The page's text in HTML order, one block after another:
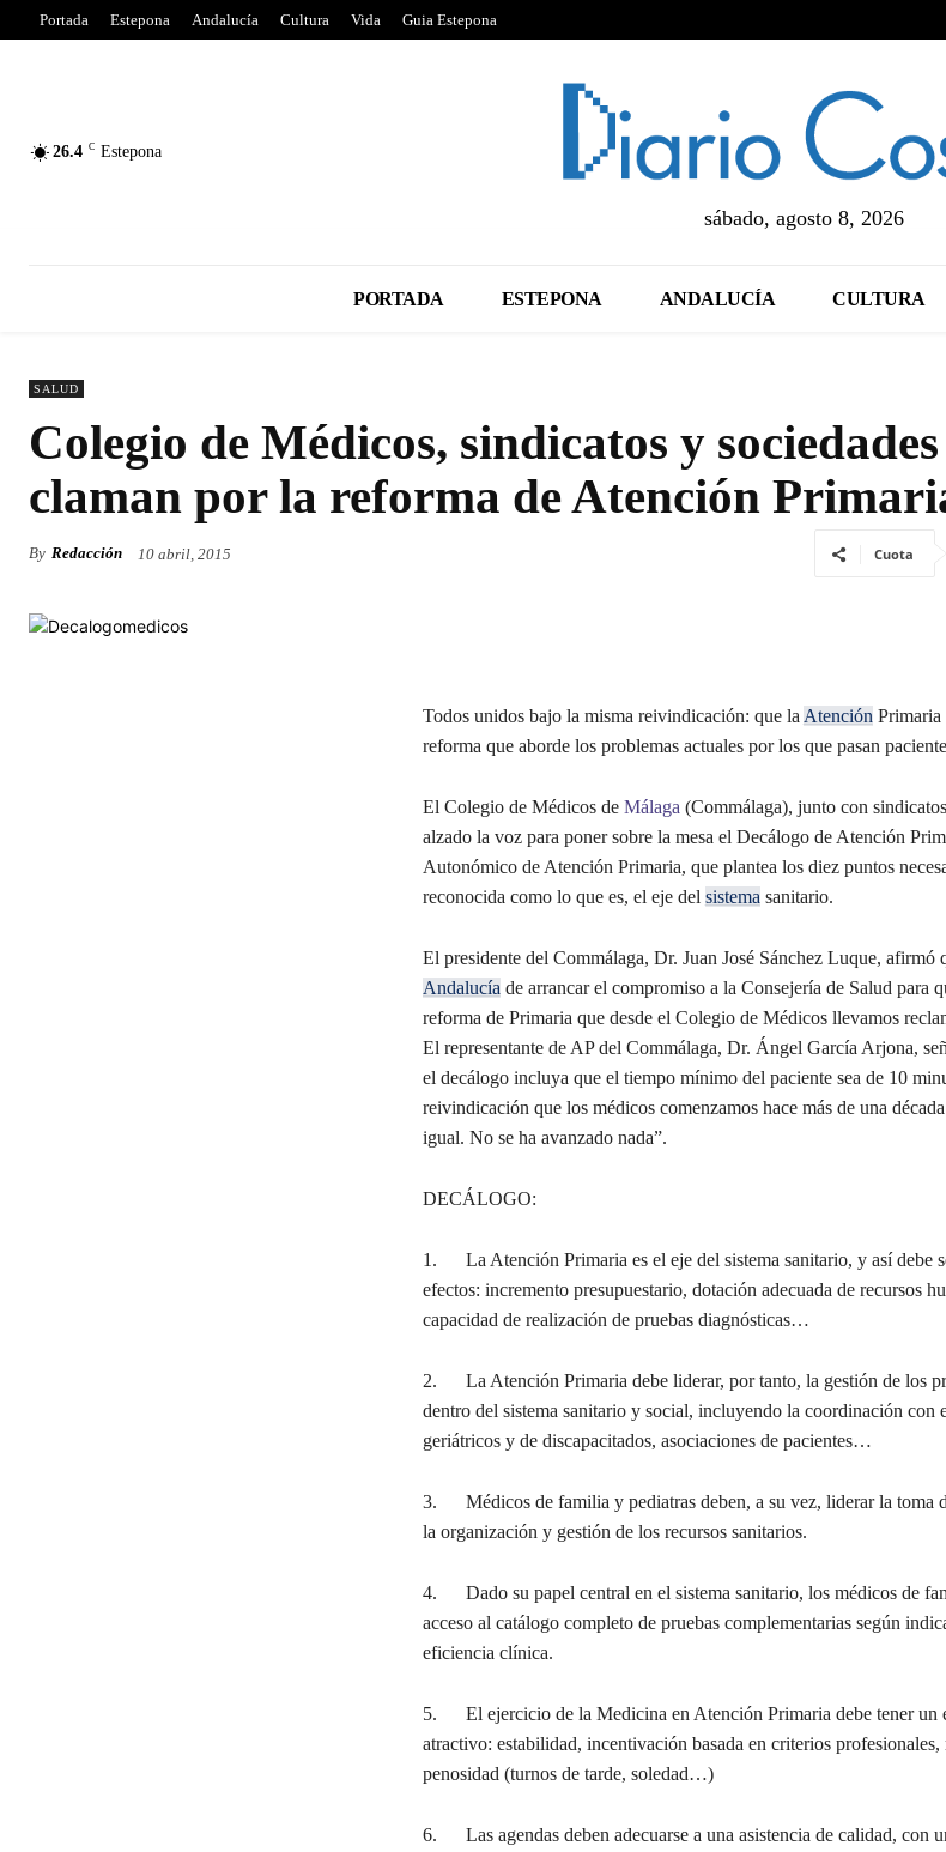
Portada Estepona Andalucía Cultura Vida Guia Estepona
26.4 C Estepona
sábado, agosto 8, 2026
PORTADA ESTEPONA ANDALUCÍA CULTURA
SALUD
Colegio de Médicos, sindicatos y
claman por la reforma de Atención
By Redacción 10 abril, 2015 Cuota
Todos unidos bajo la misma reivindicación: que la Atención Primaria
reforma que aborde los problemas actuales por los que pasan
El Colegio de Médicos de Málaga (Commálaga), junto con
alzado la voz para poner sobre la mesa el Decálogo de Atención
Autonómico de Atención Primaria, que plantea los diez puntos
reconocida como lo que es, el eje del sistema sanitario.
El presidente del Commálaga, Dr. Juan José Sánchez Luque, afirmó
Andalucía de arrancar el compromiso a la Consejería de Salud para
reforma de Primaria que desde el Colegio de Médicos llevamos
El representante de AP del Commálaga, Dr. Ángel García Arjona,
el decálogo incluya que el tiempo mínimo del paciente sea de 10
reivindicación que los médicos comenzamos hace más de una
igual. No se ha avanzado nada”.
DECÁLOGO:
1. La Atención Primaria es el eje del sistema sanitario, y así debe
efectos: incremento presupuestario, dotación adecuada de recursos
capacidad de realización de pruebas diagnósticas…
2. La Atención Primaria debe liderar, por tanto, la gestión de los
dentro del sistema sanitario y social, incluyendo la coordinación con
geriátricos y de discapacitados, asociaciones de pacientes…
3. Médicos de familia y pediatras deben, a su vez, liderar la toma
la organización y gestión de los recursos sanitarios.
4. Dado su papel central en el sistema sanitario, los médicos de
acceso al catálogo completo de pruebas complementarias según
eficiencia clínica.
5. El ejercicio de la Medicina en Atención Primaria debe tener un
atractivo: estabilidad, incentivación basada en criterios
penosidad (turnos de tarde, soledad…)
6. Las agendas deben adecuarse a una asistencia de calidad, con